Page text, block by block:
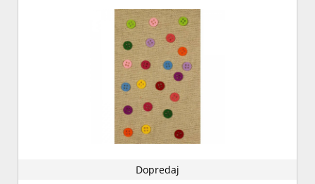
Dopredaj